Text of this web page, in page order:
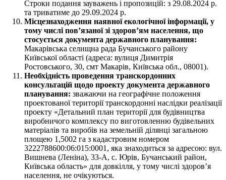
Строки подання зауважень і пропозицій: з 29.08.2024 р.
та триватиме до 29.09.2024 р.
Місцезнаходження наявної екологічної інформації, у
тому числі пов’язаної зі здоров’ям населення, що
стосується документа державного планування:
Макарівська селищна рада Бучанського району
Київської області (адреса: вулиця Димитрія
Ростовського, 30, смт Макарів, Київська обл., 08001).
Необхідність проведення транскордонних
консультацій щодо проекту документа державного
планування: зважаючи на географічне положення
проектованої території транскордонні наслідки реалізації
проекту «Детальний план території для будівництва
виробничого комплексу по виготовленню будівельних
матеріалів та виробів на земельній ділянці загальною
площею 1,5002 га з кадастровим номером
3222788600:06:015:0001, яка знаходиться за адресою: вул.
Вишнева (Леніна), 33-А, с. Юрів, Бучанський район,
Київська область» для довкілля, у тому числі здоров’я
населення, не очікуються.